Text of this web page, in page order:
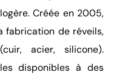
Créée en 2005,
fabrication de réveils,
acier, silicone).
disponibles à des